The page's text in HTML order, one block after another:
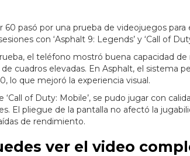
60 pasó por una prueba de videojuegos
con ‘Asphalt 9: Legends’ y ‘Call of
el teléfono mostró buena capacidad
de cuadros elevadas. En Asphalt, el sistema
lo que mejoró la experiencia visual.
‘Call of Duty: Mobile’, se pudo jugar con
El pliegue de la pantalla no afectó la
de rendimiento.
ver el video